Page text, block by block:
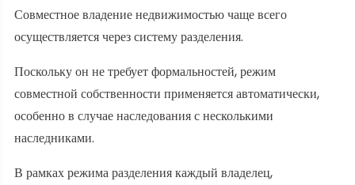
Совместное владение недвижимостью чаще всего
осуществляется через систему разделения.
Поскольку он не требует формальностей, режим
совместной собственности применяется автоматически,
особенно в случае наследования с несколькими
наследниками.
В рамках режима разделения каждый владелец,